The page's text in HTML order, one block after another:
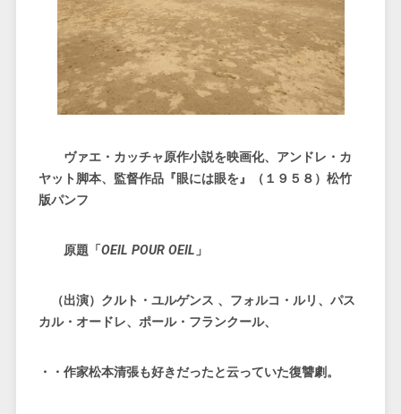
ヴァエ・カッチャ原作小説を映画化、アンドレ・カ
ヤット脚本、監督作品『眼には眼を』（１９５８）松竹
版パンフ
原題「 OEIL POUR OEIL 」
（出演）クルト・ユルゲンス 、フォルコ・ルリ、パス
カル・オードレ、ポール・フランクール、
・・作家松本清張も好きだったと云っていた復讐劇。